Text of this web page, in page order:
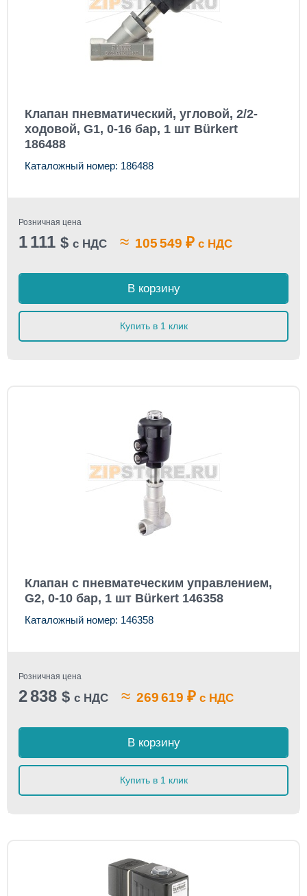
Клапан пневматический, угловой, 2/2-
ходовой, G1, 0-16 бар, 1 шт Bürkert
186488
Каталожный номер: 186488
Розничная цена
1 111 $ с НДС ≈ 105 549 ₽ с НДС
В корзину
Купить в 1 клик
Клапан с пневматеческим управлением,
G2, 0-10 бар, 1 шт Bürkert 146358
Каталожный номер: 146358
Розничная цена
2 838 $ с НДС ≈ 269 619 ₽ с НДС
В корзину
Купить в 1 клик